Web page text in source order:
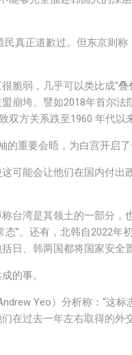
真正道歉过。但东京则
脆弱，几乎可以类比成“
崩垮。譬如2018年首尔
双方关系跌至1960 年代以
重要会晤，为白宫开启了
可能会让他们在国内付出
台湾是其领土的一部分，
”。还有，北韩自2022年
日、韩两国都将国家安全
的事。
Yeo）分析称：“这
在过去一年左右取得的